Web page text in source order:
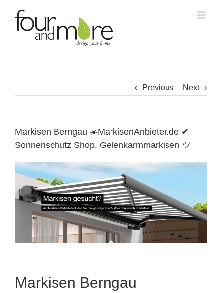
content
Previous Next
Markisen Berngau ☀️MarkisenAnbieter.de ✔
Sonnenschutz Shop, Gelenkarmmarkisen ツ
Markisen Berngau